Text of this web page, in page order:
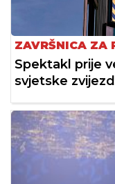
ZAVRŠNICA ZA
Spektakl prije
svjetske